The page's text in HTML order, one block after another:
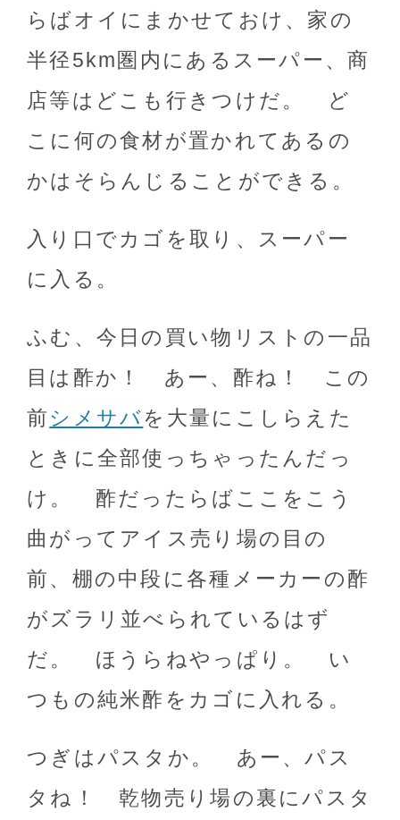
らばオイにまかせておけ、家の
半径5km圏内にあるスーパー、商
店等はどこも行きつけだ。 ど
こに何の食材が置かれてあるの
かはそらんじることができる。
入り口でカゴを取り、スーパー
に入る。
ふむ、今日の買い物リストの一品
目は酢か！ あー、酢ね！ この
前シメサバを大量にこしらえた
ときに全部使っちゃったんだっ
け。 酢だったらばここをこう
曲がってアイス売り場の目の
前、棚の中段に各種メーカーの酢
がズラリ並べられているはず
だ。 ほうらねやっぱり。 い
つもの純米酢をカゴに入れる。
つぎはパスタか。 あー、パス
タね！ 乾物売り場の裏にパスタ